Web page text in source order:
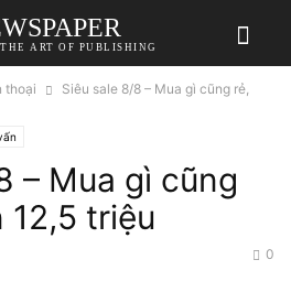
ART OF PUBLISHING
thoại
Siêu sale 8/8 – Mua gì cũng rẻ,
– Mua gì cũng
12,5 triệu
0